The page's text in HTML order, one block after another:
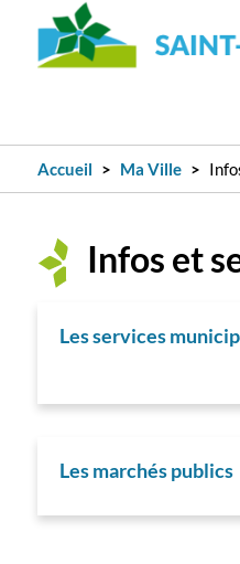
Accueil Ma Ville
Infos et
Les services
Les marchés publics